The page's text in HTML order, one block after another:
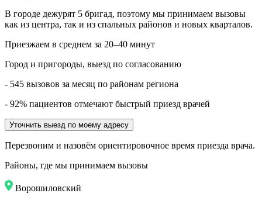
В городе дежурят 5 бригад, поэтому мы принимаем вызовы
как из центра, так и из спальных районов и новых кварталов.
Приезжаем в среднем за 20–40 минут
Город и пригороды, выезд по согласованию
- 545 вызовов за месяц по районам региона
- 92% пациентов отмечают быстрый приезд врачей
Уточнить выезд по моему адресу
Перезвоним и назовём ориентировочное время приезда врача.
Районы, где мы принимаем вызовы
Ворошиловский